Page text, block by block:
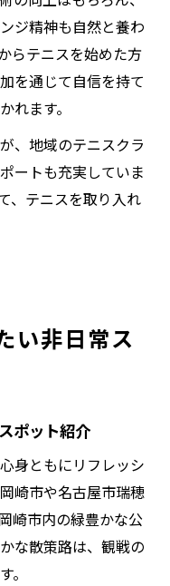
ジ精神も自然と養わ
らテニスを始めた方
を通じて自信を持て
れます。
、地域のテニスクラ
ートも充実していま
、テニスを取り入れ
い非日常ス
ポット紹介
身ともにリフレッシ
崎市や名古屋市瑞穂
崎市内の緑豊かな公
な散策路は、観戦の
。